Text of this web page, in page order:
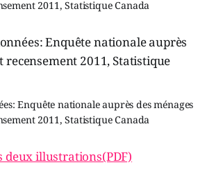
2011, Statistique Canada
Enquête nationale auprès des ménages
2011, Statistique Canada
deux illustrations(PDF)